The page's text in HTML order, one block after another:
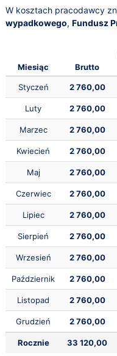
W kosztach pracodawcy
wypadkowego, Fundusz
Miesiąc Brutto
Styczeń 2 760,00
Luty 2 760,00
Marzec 2 760,00
Kwiecień 2 760,00
Maj 2 760,00
Czerwiec 2 760,00
Lipiec 2 760,00
Sierpień 2 760,00
Wrzesień 2 760,00
Październik 2 760,00
Listopad 2 760,00
Grudzień 2 760,00
Rocznie 33 120,00